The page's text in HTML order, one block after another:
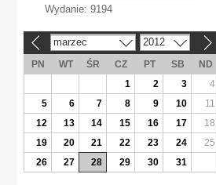
Wydanie: 9194
marzec 2012
PN WT ŚR CZ PT SB
ND
1
2 3
4
5
6 7 8 9 10
11
12
13 14 15 16 17
18
19
20 21 22 23 24
25
26
27 28 29 30 31